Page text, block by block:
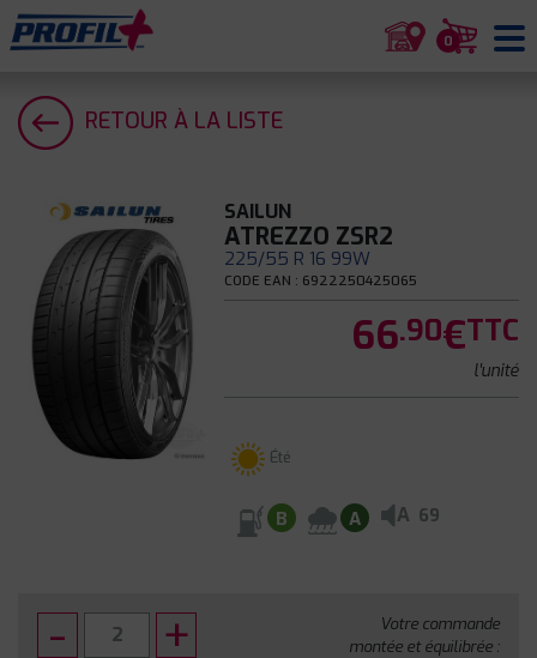
0
RETOUR À LA LISTE
SAILUN
ATREZZO ZSR2
225/55 R 16 99W
CODE EAN : 6922250425065
66.90€TTC
l'unité
Été
B A A 69
Votre commande
montée et équilibrée :